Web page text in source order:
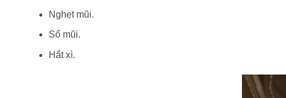
Nghẹt mũi.
Sổ mũi.
Hắt xì.